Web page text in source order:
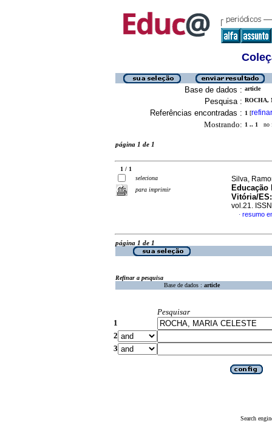
Base de dados : article
Pesquisa : ROCHA,
Referências encontradas : 1 [refinar
Mostrando: 1 .. 1 no
página 1 de 1
1 / 1
seleciona
para imprimir
Silva,
Vitória/
vol.21.
· resumo
página 1 de 1
Refinar a pesquisa
Base de dados : article
Pesquisar
1
2
3
Search